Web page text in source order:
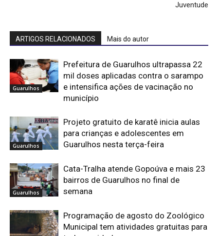
Juventude
ARTIGOS RELACIONADOS Mais do autor
Guarulhos
Prefeitura de Guarulhos ultrapassa 22
mil doses aplicadas contra o sarampo
e intensifica ações de vacinação no
município
Guarulhos
Projeto gratuito de karatê inicia aulas
para crianças e adolescentes em
Guarulhos nesta terça-feira
Guarulhos
Cata-Tralha atende Gopoúva e mais 23
bairros de Guarulhos no final de
semana
Programação de agosto do Zoológico
Municipal tem atividades gratuitas para